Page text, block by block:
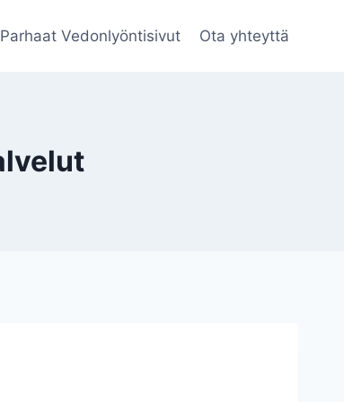
Parhaat Vedonlyöntisivut Ota yhteyttä